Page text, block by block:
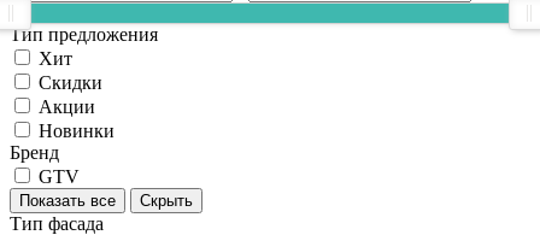
Тип предложения
Хит
Скидки
Акции
Новинки
Бренд
GTV
Показать все Скрыть
Тип фасада